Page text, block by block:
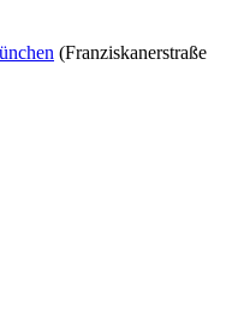
(Franziskanerstraße